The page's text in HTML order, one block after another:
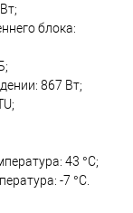
блока:
867 Вт;
43 °C;
-7 °C.